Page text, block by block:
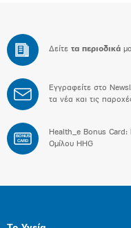
Δείτε τα περιοδικά
Εγγραφείτε στο
τα νέα και τις
BONUS
CARD
Health_e Bonus
Ομίλου HHG